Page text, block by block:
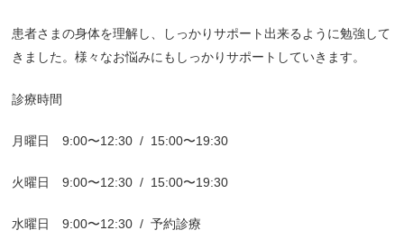
患者さまの身体を理解し、しっかりサポート出来るように勉強して
きました。様々なお悩みにもしっかりサポートしていきます。
診療時間
月曜日 9:00〜12:30 / 15:00〜19:30
火曜日 9:00〜12:30 / 15:00〜19:30
水曜日 9:00〜12:30 / 予約診療